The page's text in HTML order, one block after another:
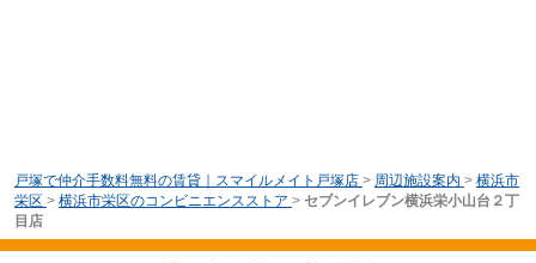
戸塚で仲介手数料無料の賃貸｜スマイルメイト戸塚店 > 周辺施設案内 > 横浜市
栄区 > 横浜市栄区のコンビニエンスストア > セブンイレブン横浜栄小山台２丁
目店